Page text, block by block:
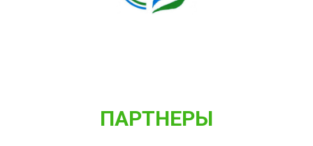
ПАРТНЕРЫ